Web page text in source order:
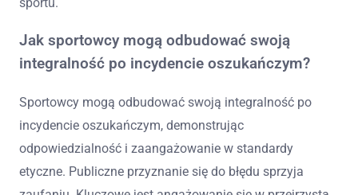
Jak sportowcy mogą odbudować swoją
integralność po incydencie oszukańczym?
Sportowcy mogą odbudować swoją integralność po
incydencie oszukańczym, demonstrując
odpowiedzialność i zaangażowanie w standardy
etyczne. Publiczne przyznanie się do błędu sprzyja